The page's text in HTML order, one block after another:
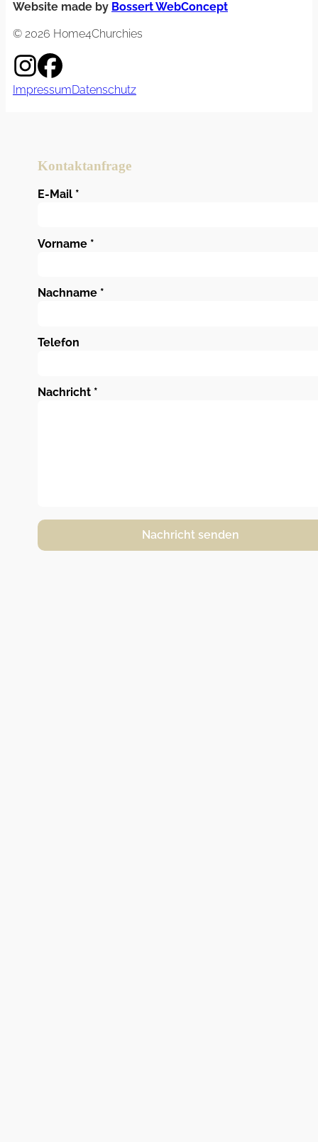
Website made by Bossert WebConcept
© 2026 Home4Churchies
ImpressumDatenschutz
Kontaktanfrage
E-Mail *
Vorname *
Nachname *
Telefon
Nachricht *
Nachricht senden